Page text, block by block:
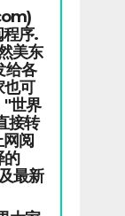
序.
美东
给各
也可
"世界
接转
阅
的
最新